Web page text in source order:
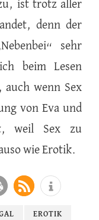
ist trotz aller
denn der
sehr
beim Lesen
auch wenn Sex
von Eva und
weil Sex zu
wie Erotik.
EROTIK